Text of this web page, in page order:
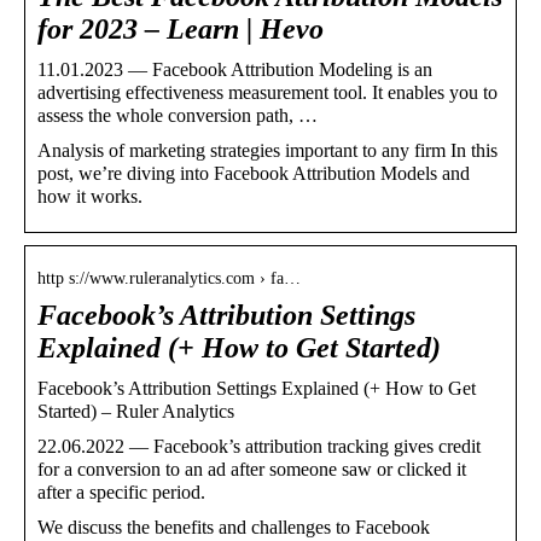
for 2023 – Learn | Hevo
11.01.2023 — Facebook Attribution Modeling is an
advertising effectiveness measurement tool. It enables you to
assess the whole conversion path, …
Analysis of marketing strategies important to any firm In this
post, we’re diving into Facebook Attribution Models and
how it works.
http s://www.ruleranalytics.com › fa…
Facebook’s Attribution Settings
Explained (+ How to Get Started)
Facebook’s Attribution Settings Explained (+ How to Get
Started) – Ruler Analytics
22.06.2022 — Facebook’s attribution tracking gives credit
for a conversion to an ad after someone saw or clicked it
after a specific period.
We discuss the benefits and challenges to Facebook